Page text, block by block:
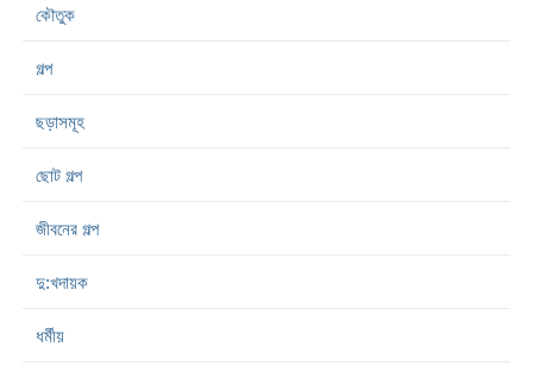
কৌতুক
গল্প
ছড়াসমূহ
ছোট গল্প
জীবনের গল্প
দু:খদায়ক
ধর্মীয়